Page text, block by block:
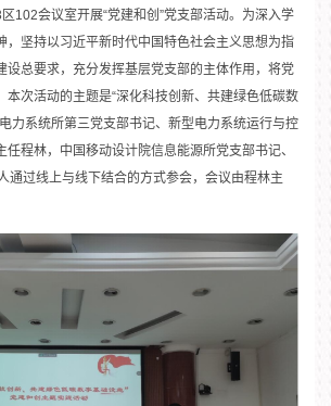
102会议室开展“党建和创”党支部活动。为深入学
，坚持以习近平新时代中国特色社会主义思想为指
设总要求，充分发挥基层党支部的主体作用，将党
本次活动的主题是“深化科技创新、共建绿色低碳数
力系统所第三党支部书记、新型电力系统运行与控
任程林，中国移动设计院信息能源所党支部书记、
通过线上与线下结合的方式参会，会议由程林主